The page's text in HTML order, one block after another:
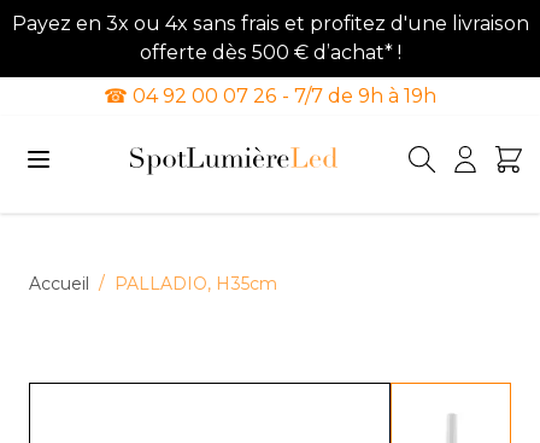
Payez en 3x ou 4x sans frais et profitez d'une livraison
offerte dès 500 € d’achat* !
☎ 04 92 00 07 26 - 7/7 de 9h à 19h
Accueil / PALLADIO, H35cm